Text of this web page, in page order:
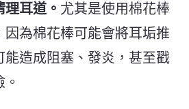
理耳道。 尤其是使用棉花棒
因為棉花棒可能會將耳垢推
能造成阻塞、發炎，甚至戳